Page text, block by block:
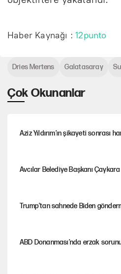
Haber Kaynağı :12punto
Çok Okunanlar
Aziz Yıldırım’ın şikayeti sonrası
Avcılar Belediye Başkanı
Trump’tan sahnede Biden
ABD Donanması’nda erzak
Dries Mertens Galatasaray